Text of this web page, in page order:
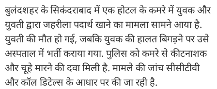
बुलंदशहर के सिकंदराबाद में एक होटल के कमरे में युवक और
युवती द्वारा जहरीला पदार्थ खाने का मामला सामने आया है.
युवती की मौत हो गई, जबकि युवक की हालत बिगड़ने पर उसे
अस्पताल में भर्ती कराया गया. पुलिस को कमरे से कीटनाशक
और चूहे मारने की दवा मिली है. मामले की जांच सीसीटीवी
और कॉल डिटेल्स के आधार पर की जा रही है.